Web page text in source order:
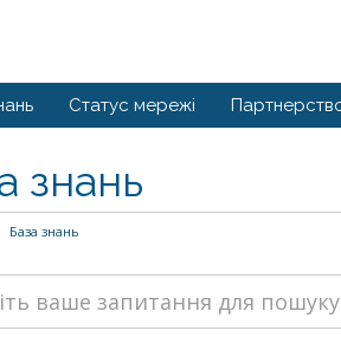
Статус мережі
знань
База знань